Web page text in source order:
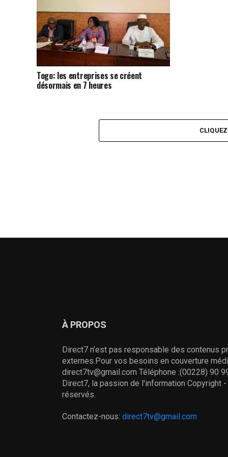
Togo: les entreprises se créent
désormais en 7 heures
À PROPOS
Direct7 n’est pas responsable des contenus
externes.Pour vos besoins en couverture
direct7tv@gmail.com Téléphone :(00228) 90
Direct7, la passion de l'information Copyright
réservés.
Contactez-nous: direct7tv@gmail.com